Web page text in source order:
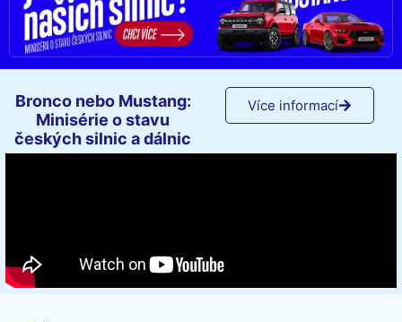
Bronco nebo Mustang:
Minisérie o stavu
českých silnic a dálnic
Více informací